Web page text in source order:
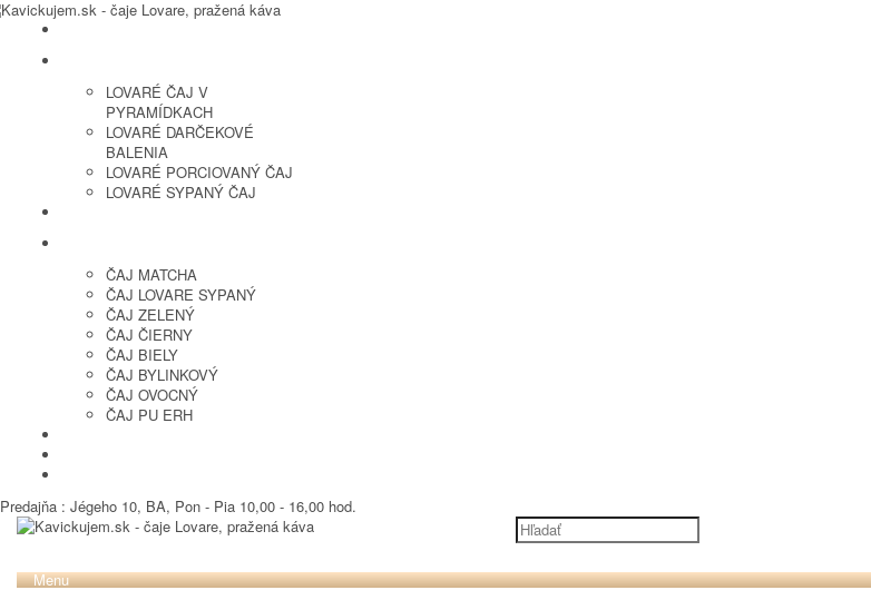
LOVARÉ ČAJ V
PYRAMÍDKACH
LOVARÉ DARČEKOVÉ
BALENIA
LOVARÉ PORCIOVANÝ ČAJ
LOVARÉ SYPANÝ ČAJ
ČAJ MATCHA
ČAJ LOVARE SYPANÝ
ČAJ ZELENÝ
ČAJ ČIERNY
ČAJ BIELY
ČAJ BYLINKOVÝ
ČAJ OVOCNÝ
ČAJ PU ERH
Predajňa : Jégeho 10, BA, Pon - Pia 10,00 - 16,00 hod.
Menu